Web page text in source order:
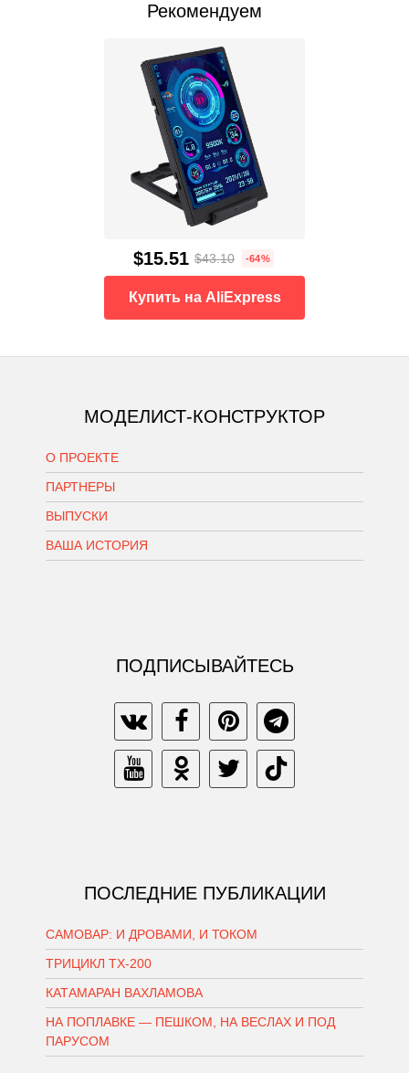
Рекомендуем
$15.51 $43.10 -64%
Купить на AliExpress
МОДЕЛИСТ-КОНСТРУКТОР
О ПРОЕКТЕ
ПАРТНЕРЫ
ВЫПУСКИ
ВАША ИСТОРИЯ
ПОДПИСЫВАЙТЕСЬ
ПОСЛЕДНИЕ ПУБЛИКАЦИИ
САМОВАР: И ДРОВАМИ, И ТОКОМ
ТРИЦИКЛ ТХ-200
КАТАМАРАН ВАХЛАМОВА
НА ПОПЛАВКЕ — ПЕШКОМ, НА ВЕСЛАХ И ПОД
ПАРУСОМ